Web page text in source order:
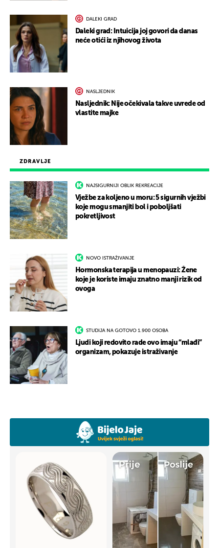
ZDRAVLJE
NAJSIGURNIJI OBLIK REKREACIJE
Vježbe za koljeno u moru: 5 sigurnih vježbi
koje mogu smanjiti bol i poboljšati
pokretljivost
NOVO ISTRAŽIVANJE
Hormonska terapija u menopauzi: Žene
koje je koriste imaju znatno manji rizik od
ovoga
STUDIJA NA GOTOVO 1.900 OSOBA
Ljudi koji redovito rade ovo imaju “mlađi”
organizam, pokazuje istraživanje
DALEKI GRAD
Daleki grad: Intuicija joj govori da danas
neće otići iz njihovog života
NASLJEDNIK
Nasljednik: Nije očekivala takve uvrede od
vlastite majke